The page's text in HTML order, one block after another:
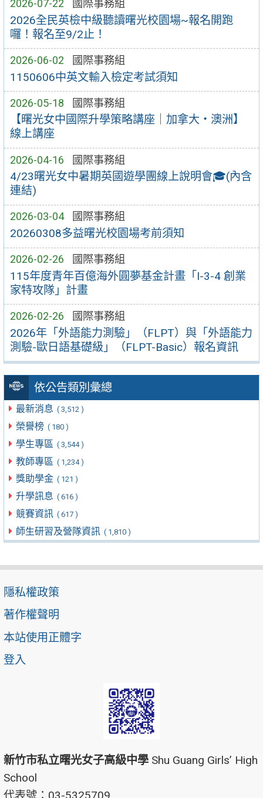
2026-07-22 國際事務組
2026全民英檢中級聽讀曙光校園場~報名開跑
囉！報名至9/2止！
2026-06-02 國際事務組
1150606中英文輸入檢定考試須知
2026-05-18 國際事務組
【曙光女中國際升學策略講座｜加拿大・澳洲】
線上講座
2026-04-16 國際事務組
4/23曙光女中暑期英國遊學團線上說明會🎓(內含
連結)
2026-03-04 國際事務組
20260308多益曙光校園場考前須知
2026-02-26 國際事務組
115年度青年百億海外圓夢基金計畫「I-3-4 創業
家特攻隊」計畫
2026-02-26 國際事務組
2026年「外語能力測驗」（FLPT）與「外語能力
測驗-歐日語基礎級」（FLPT-Basic）報名資訊
依公告類別彙總
最新消息 ( 3,512 )
榮譽榜 ( 180 )
學生專區 ( 3,544 )
教師專區 ( 1,234 )
獎助學金 ( 121 )
升學訊息 ( 616 )
競賽資訊 ( 617 )
師生研習及營隊資訊 ( 1,810 )
隱私權政策
著作權聲明
本站使用正體字
登入
新竹市私立曙光女子高級中學 Shu Guang Girls’ High
School
代表號：03-5325709